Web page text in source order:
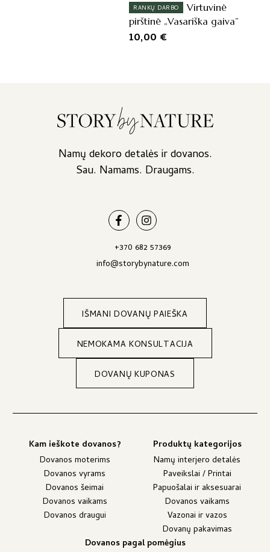
RANKŲ DARBO
Virtuvinė
pirštinė „Vasariška gaiva”
10,00 €
Namų dekoro detalės ir dovanos.
Sau. Namams. Draugams.
+370 682 57369
info@storybynature.com
IŠMANI DOVANŲ PAIEŠKA
NEMOKAMA KONSULTACIJA
DOVANŲ KUPONAS
Kam ieškote dovanos?
Dovanos moterims
Dovanos vyrams
Dovanos šeimai
Dovanos vaikams
Dovanos draugui
Produktų kategorijos
Namų interjero detalės
Paveikslai / Printai
Papuošalai ir aksesuarai
Dovanos vaikams
Vazonai ir vazos
Dovanų pakavimas
Dovanos pagal pomėgius